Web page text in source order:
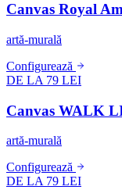
Canvas Royal
artă-murală
Configurează
DE LA 79 LEI
Canvas WALK
artă-murală
Configurează
DE LA 79 LEI